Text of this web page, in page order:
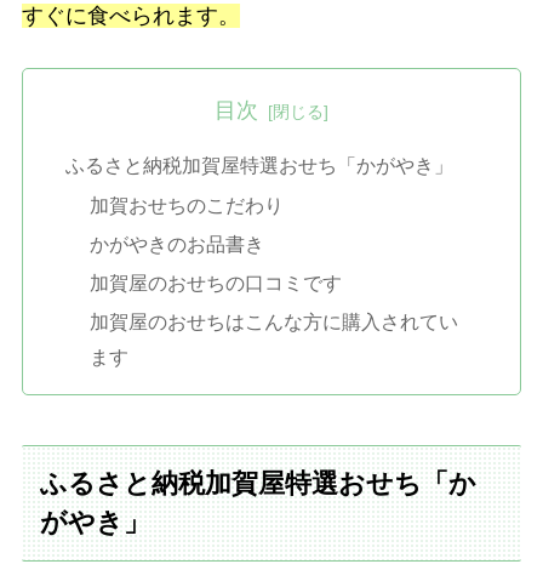
すぐに食べられます。
目次
ふるさと納税加賀屋特選おせち「かがやき」
加賀おせちのこだわり
かがやきのお品書き
加賀屋のおせちの口コミです
加賀屋のおせちはこんな方に購入されてい
ます
ふるさと納税加賀屋特選おせち「か
がやき」